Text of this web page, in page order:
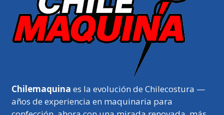
Chilemaquina es la evolución de Chilecostura —
años de experiencia en maquinaria para